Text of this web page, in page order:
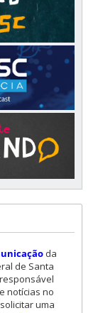
da
de Santa
notícias no
uma